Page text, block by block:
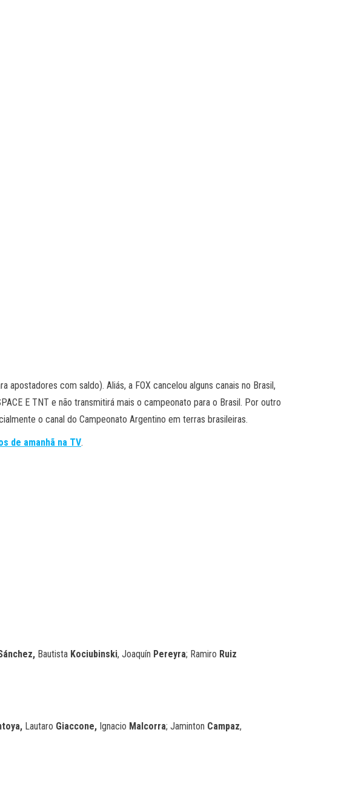
apostadores com saldo). Aliás, a FOX cancelou alguns canais no Brasil,
E TNT e não transmitirá mais o campeonato para o Brasil. Por outro
o canal do Campeonato Argentino em terras brasileiras.
de amanhã na TV.
Bautista Kociubinski, Joaquín Pereyra; Ramiro Ruiz
Lautaro Giaccone, Ignacio Malcorra; Jaminton Campaz,